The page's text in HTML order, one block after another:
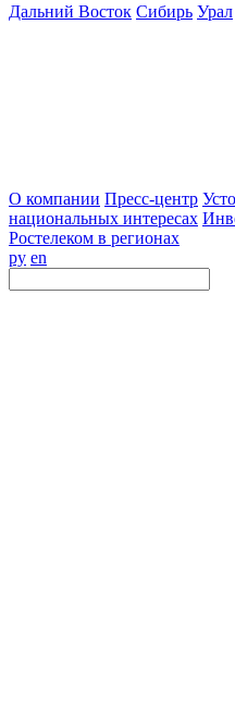
Дальний Восток Сибирь Урал
О компании Пресс-центр
национальных интересах
Ростелеком в регионах
ру en